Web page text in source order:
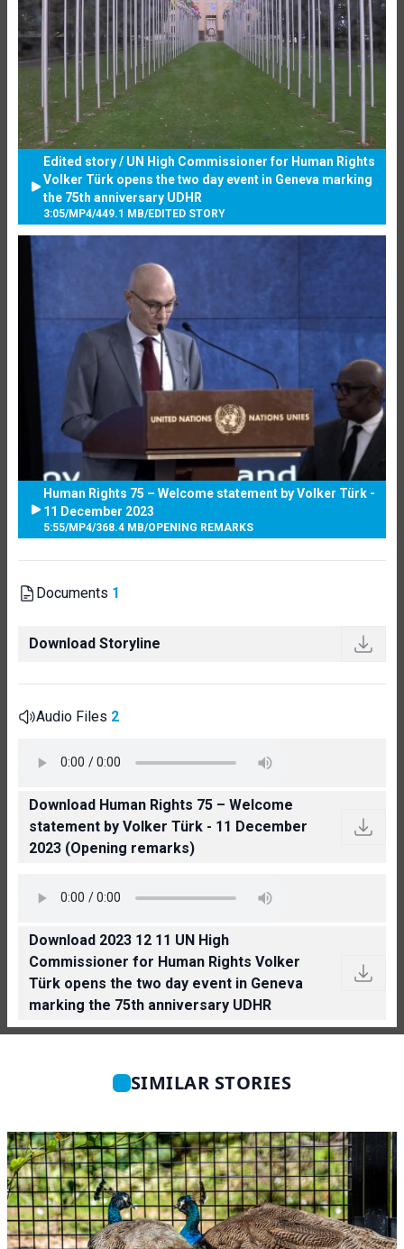
Edited story / UN High Commissioner for Human Rights
Volker Türk opens the two day event in Geneva marking
the 75th anniversary UDHR
3:05/MP4/449.1 MB/EDITED STORY
Human Rights 75 – Welcome statement by Volker Türk -
11 December 2023
5:55/MP4/368.4 MB/OPENING REMARKS
Documents 1
Download Storyline
Audio Files 2
Download Human Rights 75 – Welcome
statement by Volker Türk - 11 December
2023 (Opening remarks)
Download 2023 12 11 UN High
Commissioner for Human Rights Volker
Türk opens the two day event in Geneva
marking the 75th anniversary UDHR
SIMILAR STORIES